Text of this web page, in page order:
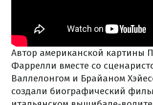
Автор американской картины
Фаррелли вместе со
Валлелонгом и Брайаном
создали биографический